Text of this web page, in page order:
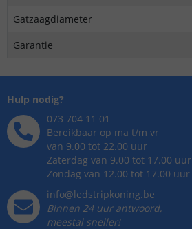
Gatzaagdiameter
Garantie
Hulp nodig?
073 704 11 01
Bereikbaar op ma t/m vr
van 9.00 tot 22.00 uur
Zaterdag van 9.00 tot 17.00 uur
Zondag van 12.00 tot 17.00 uur
info@ledstripkoning.be
Binnen 24 uur antwoord,
meestal sneller!